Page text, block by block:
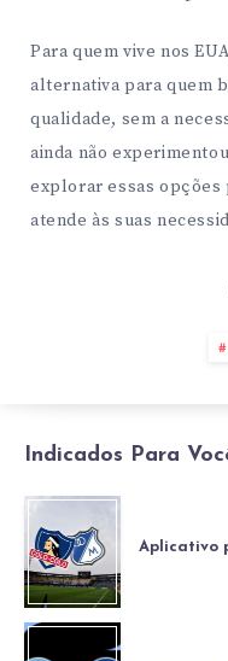
Para quem vive nos
alternativa para quem
qualidade, sem a
ainda não
explorar essas
atende às suas
Indicados Para
Aplicativo